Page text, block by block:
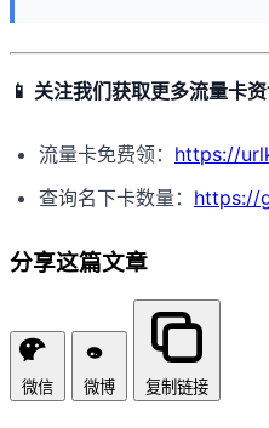
📱 关注我们获取更多流量卡
流量卡免费领： https://
查询名下卡数量： https://
分享这篇文章
微信 微博 复制链接